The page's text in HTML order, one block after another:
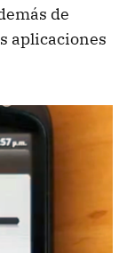
de
aplicaciones